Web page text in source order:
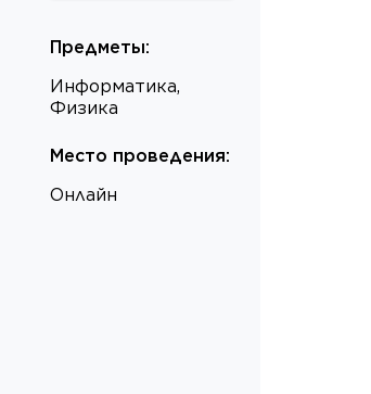
Предметы:
Информатика,
Физика
Место проведения:
Онлайн